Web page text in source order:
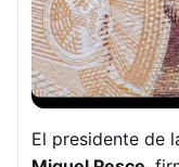
El presidente de